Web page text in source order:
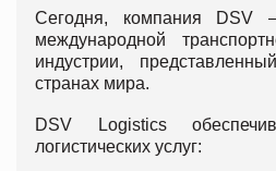
Сегодня, компания DSV
международной
индустрии,
странах мира.
DSV Logistics
логистических услуг: